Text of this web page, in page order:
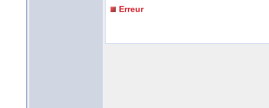
Erreur